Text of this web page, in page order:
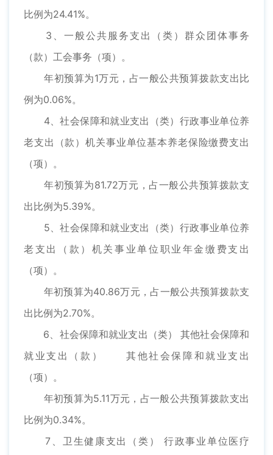
比例为24.41%。
3、一般公共服务支出（类）群众团体事务
（款）工会事务（项）。
年初预算为1万元，占一般公共预算拨款支出比
例为0.06%。
4、社会保障和就业支出（类）行政事业单位养
老支出（款）机关事业单位基本养老保险缴费支出
（项）。
年初预算为81.72万元，占一般公共预算拨款支
出比例为5.39%。
5、社会保障和就业支出（类）行政事业单位养
老支出（款）机关事业单位职业年金缴费支出
（项）。
年初预算为40.86万元，占一般公共预算拨款支
出比例为2.70%。
6、社会保障和就业支出（类） 其他社会保障和
就业支出（款） 其他社会保障和就业支出
（项）。
年初预算为5.11万元，占一般公共预算拨款支出
比例为0.34%。
7、卫生健康支出（类） 行政事业单位医疗